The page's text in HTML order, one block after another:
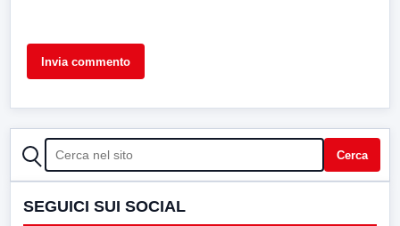
CERCA Cerca
SEGUICI SUI SOCIAL